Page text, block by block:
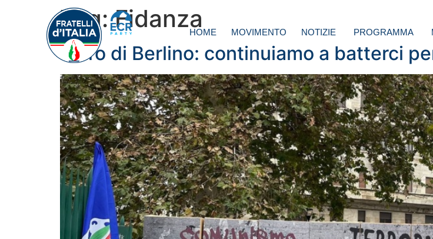
HOME MOVIMENTO NOTIZIE PROGRAMMA
Tag:Fidanza
Muro di Berlino: continuiamo a batterci